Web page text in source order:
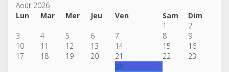
Août 2026
Lun
Mar Mer Jeu Ven Sam
Dim
1
2
3
4 5 6 7 8
9
10
11 12 13 14 15
16
17
18 19 20 21 22 23
28